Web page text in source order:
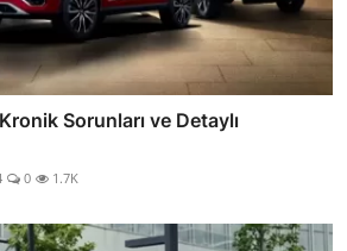
Sorunları ve Detaylı
0 1.7K